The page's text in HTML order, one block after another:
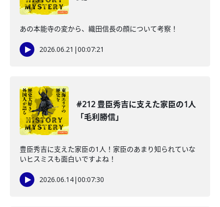
あの本能寺の変から、織田信長の顔について考察！
2026.06.21 |00:07:21
#212 豊臣秀吉に支えた家臣の1人
「毛利勝信」
豊臣秀吉に支えた家臣の1人！家臣のあまり知られていな
いヒスミスも面白いですよね！
2026.06.14|00:07:30